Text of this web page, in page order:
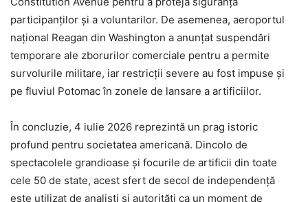
participanților și a voluntarilor. De asemenea, aeroportul
național Reagan din Washington a anunțat suspendări
temporare ale zborurilor comerciale pentru a permite
survolurile militare, iar restricții severe au fost impuse și
pe fluviul Potomac în zonele de lansare a artificiilor.
În concluzie, 4 iulie 2026 reprezintă un prag istoric
profund pentru societatea americană. Dincolo de
spectacolele grandioase și focurile de artificii din toate
cele 50 de state, acest sfert de secol de independență
este utilizat de analiști și autorități ca un moment de